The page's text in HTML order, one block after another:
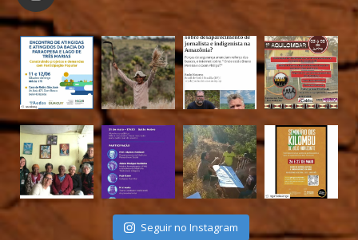
Seguir no Instagram